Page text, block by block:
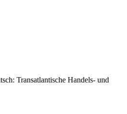
Transatlantische Handels- und